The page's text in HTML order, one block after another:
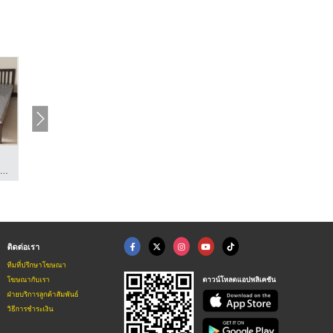
ที่นอนพญาไท ผู้ผลิตที่นอนขายส่ง-ปลีก
ติดต่อเรา
ทีมที่ปรึกษาโฆษณา
โฆษณากับเรา
ฝ่ายบริการลูกค้าสัมพันธ์
วิธีการชำระเงิน
ดาวน์โหลดแอปพลิเคชัน